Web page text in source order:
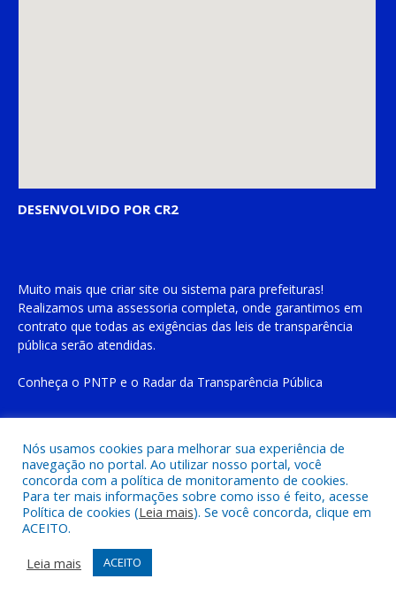
DESENVOLVIDO POR CR2
Muito mais que criar site ou sistema para prefeituras!
Realizamos uma assessoria completa, onde garantimos em
contrato que todas as exigências das leis de transparência
pública serão atendidas.
Conheça o PNTP e o Radar da Transparência Pública
Todos os direitos reservados a Prefeitura Municipal de Cachoeira
do Piriá
Mapa do Site
Acessar o Webmail
Nós usamos cookies para melhorar sua experiência de
navegação no portal. Ao utilizar nosso portal, você
concorda com a política de monitoramento de cookies.
Para ter mais informações sobre como isso é feito, acesse
Política de cookies (Leia mais). Se você concorda, clique em
ACEITO.
Leia mais
ACEITO